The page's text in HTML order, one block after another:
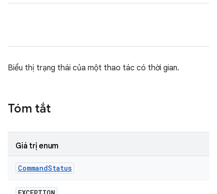
Biểu thị trạng thái của một thao tác có thời gian.
Tóm tắt
Giá trị enum
CommandStatus